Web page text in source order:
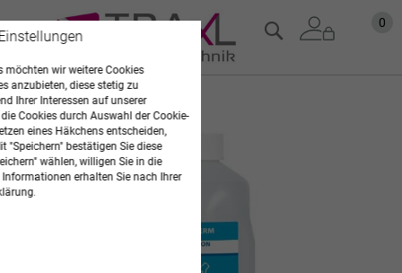
Zum
Inhalt
0
Suche
Zum
Ende
der
Bildgalerie
springen
möchten wir weitere Cookies
anzubieten, diese stetig zu
Ihrer Interessen auf unserer
Cookies durch Auswahl der Cookie-
eines Häkchens entscheiden,
"Speichern" bestätigen Sie diese
wählen, willigen Sie in die
erhalten Sie nach Ihrer